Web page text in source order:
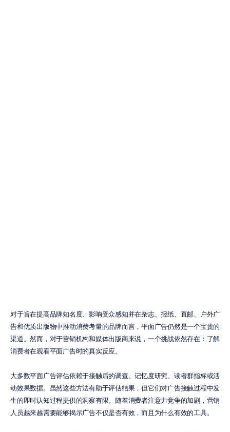
对于旨在提高品牌知名度、影响受众感知并在杂志、报纸、直邮、户外广
告和优质出版物中推动消费考量的品牌而言，平面广告仍然是一个宝贵的
渠道。然而，对于营销机构和媒体出版商来说，一个挑战依然存在：了解
消费者在观看平面广告时的真实反应。
大多数平面广告评估依赖于接触后的调查、记忆度研究、读者群指标或活
动效果数据。虽然这些方法有助于评估结果，但它们对广告接触过程中发
生的即时认知过程提供的洞察有限。随着消费者注意力竞争的加剧，营销
人员越来越需要能够揭示广告不仅是否有效，而且为什么有效的工具。